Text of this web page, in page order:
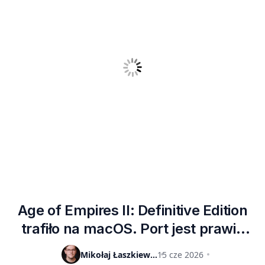
Age of Empires II: Definitive Edition
trafiło na macOS. Port jest prawie
idealny, ale brak tej funkcji mocno
Mikołaj Łaszkiewicz15 cze 2026